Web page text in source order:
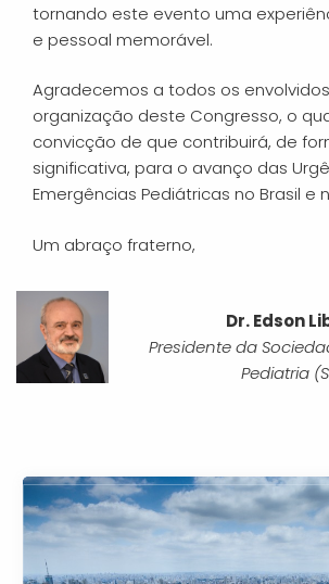
tornando este evento uma
e pessoal memorável.
Agradecemos a todos os
organização deste Congresso, o
convicção de que contribuirá, de
significativa, para o avanço das
Emergências Pediátricas no Brasil e
Um abraço fraterno,
Dr. Edson
Presidente da
Pediatria